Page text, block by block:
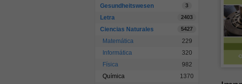
Gesundheitswesen 3
Letra 2403
Ciencias Naturales 5427
Matemática
229
Informática
320
Física
982
Química
1370